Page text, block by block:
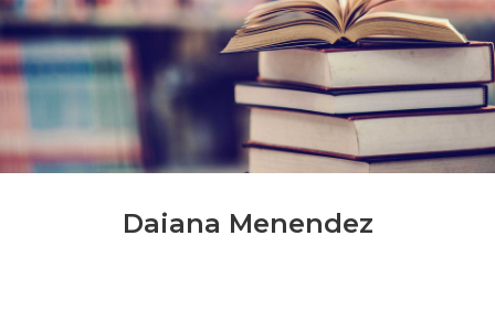
Daiana Menendez